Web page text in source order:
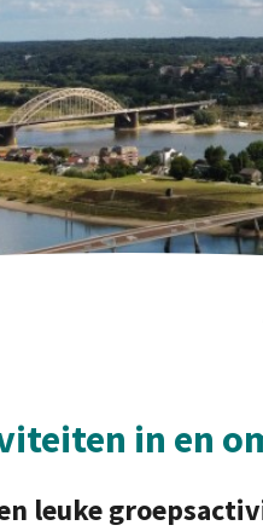
in en
leuke